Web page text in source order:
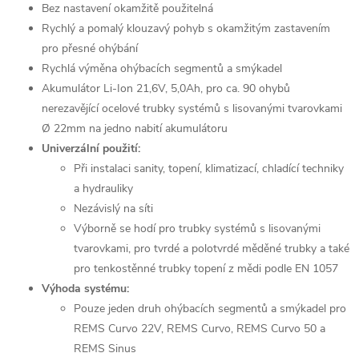
Bez nastavení okamžitě použitelná
Rychlý a pomalý klouzavý pohyb s okamžitým zastavením
pro přesné ohýbání
Rychlá výměna ohýbacích segmentů a smýkadel
Akumulátor Li-Ion 21,6V, 5,0Ah, pro ca. 90 ohybů
nerezavějící ocelové trubky systémů s lisovanými tvarovkami
Ø 22mm na jedno nabití akumulátoru
Univerzální použití:
Při instalaci sanity, topení, klimatizací, chladící techniky
a hydrauliky
Nezávislý na síti
Výborně se hodí pro trubky systémů s lisovanými
tvarovkami, pro tvrdé a polotvrdé měděné trubky a také
pro tenkostěnné trubky topení z mědi podle EN 1057
Výhoda systému:
Pouze jeden druh ohýbacích segmentů a smýkadel pro
REMS Curvo 22V, REMS Curvo, REMS Curvo 50 a
REMS Sinus